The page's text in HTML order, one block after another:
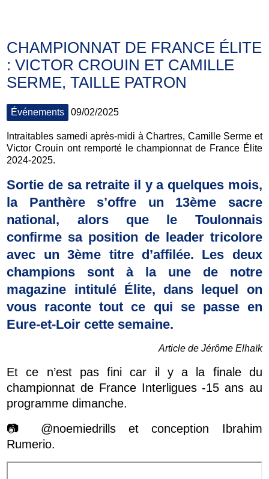
CHAMPIONNAT DE FRANCE ÉLITE
: VICTOR CROUIN ET CAMILLE
SERME, TAILLE PATRON
Événements 09/02/2025
Intraitables samedi après-midi à Chartres, Camille Serme et
Victor Crouin ont remporté le championnat de France Élite
2024-2025.
Sortie de sa retraite il y a quelques mois,
la Panthère s’offre un 13ème sacre
national, alors que le Toulonnais
confirme sa position de leader tricolore
avec un 3ème titre d’affilée. Les deux
champions sont à la une de notre
magazine intitulé Élite, dans lequel on
vous raconte tout ce qui se passe en
Eure-et-Loir cette semaine.
Article de Jérôme Elhaïk
Et ce n’est pas fini car il y a la finale du
championnat de France Interligues -15 ans au
programme dimanche.
📷 @noemiedrills et conception Ibrahim
Rumerio.